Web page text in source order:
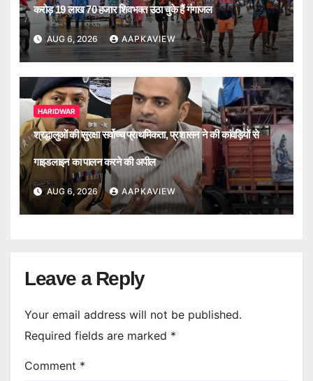
करोड़ 19 लाख 70 हजार शिवभक्त उठा चुके हैं गंगाजल
AUG 6, 2026 AAPKAVIEW
HARIDWAR
श्रद्धालुओं की सुरक्षा सर्वोच्च प्राथमिकता, प्रशासन ने की कांवड़ियों से
गाइडलाइन का पालन करने की अपील
AUG 6, 2026 AAPKAVIEW
Leave a Reply
Your email address will not be published.
Required fields are marked *
Comment *